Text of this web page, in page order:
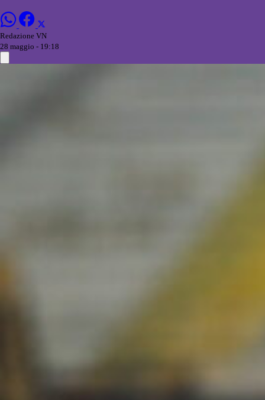
Redazione VN
28 maggio - 19:18